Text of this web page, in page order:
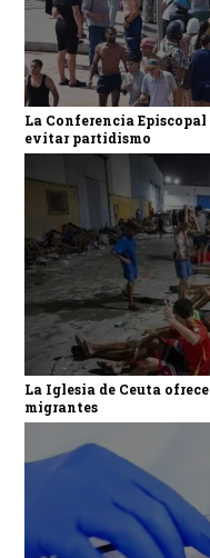
La Conferencia
evitar partidismo
La Iglesia de Ceuta
migrantes